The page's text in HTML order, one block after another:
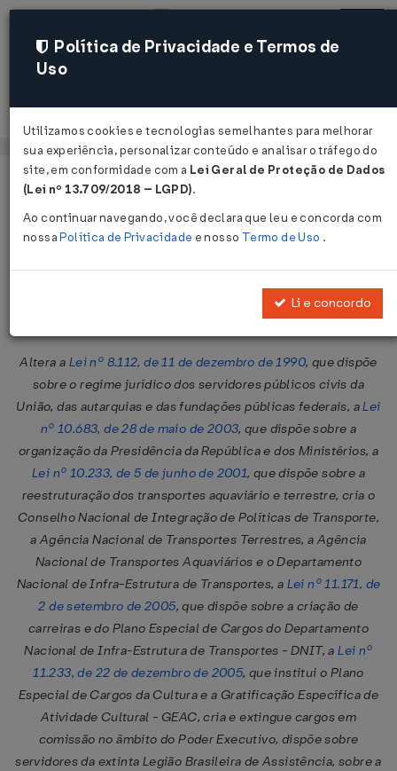
Acessar
Página Inicial Legislações
Medida Provisória nº 283 de
Altera a Lei nº 8.112, de 11 de dezembro de 1990, que dispõe
sobre o regime jurídico dos servidores públicos civis da
União, das autarquias e das fundações públicas federais, aLei
nº 10.683, de 28 de maio de 2003, que dispõe sobre a
organização da Presidência da República e dos Ministérios, a
Lei nº 10.233, de 5 de junho de 2001, que dispõe sobre a
reestruturação dos transportes aquaviário e terrestre, cria o
Conselho Nacional de Integração de Políticas de Transporte,
a Agência Nacional de Transportes Terrestres, a Agência
Nacional de Transportes Aquaviários e o Departamento
Nacional de Infra-Estrutura de Transportes, a Lei nº 11.171, de
2 de setembro de 2005, que dispõe sobre a criação de
carreiras e do Plano Especial de Cargos do Departamento
Nacional de Infra-Estrutura de Transportes - DNIT, aLei nº
11.233, de 22 de dezembro de 2005, que institui o Plano
Especial de Cargos da Cultura e a Gratificação Específica de
Atividade Cultural - GEAC, cria e extingue cargos em
comissão no âmbito do Poder Executivo, dispõe sobre
servidores da extinta Legião Brasileira de Assistência, sobre a
Política de Privacidade e Termos de
Uso
Utilizamos cookies e tecnologias semelhantes para melhorar
sua experiência, personalizar conteúdo e analisar o tráfego do
site, em conformidade com a Lei Geral de Proteção de Dados
(Lei nº 13.709/2018 – LGPD).
Ao continuar navegando, você declara que leu e concorda com
nossaPolítica de Privacidade e nosso Termo de Uso .
Li e concordo